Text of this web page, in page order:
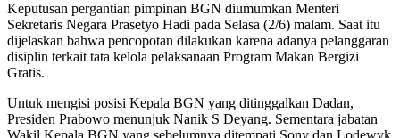
Keputusan pergantian pimpinan BGN diumumkan Menteri
Sekretaris Negara Prasetyo Hadi pada Selasa (2/6) malam. Saat itu
dijelaskan bahwa pencopotan dilakukan karena adanya pelanggaran
disiplin terkait tata kelola pelaksanaan Program Makan Bergizi
Gratis.
Untuk mengisi posisi Kepala BGN yang ditinggalkan Dadan,
Presiden Prabowo menunjuk Nanik S Deyang. Sementara jabatan